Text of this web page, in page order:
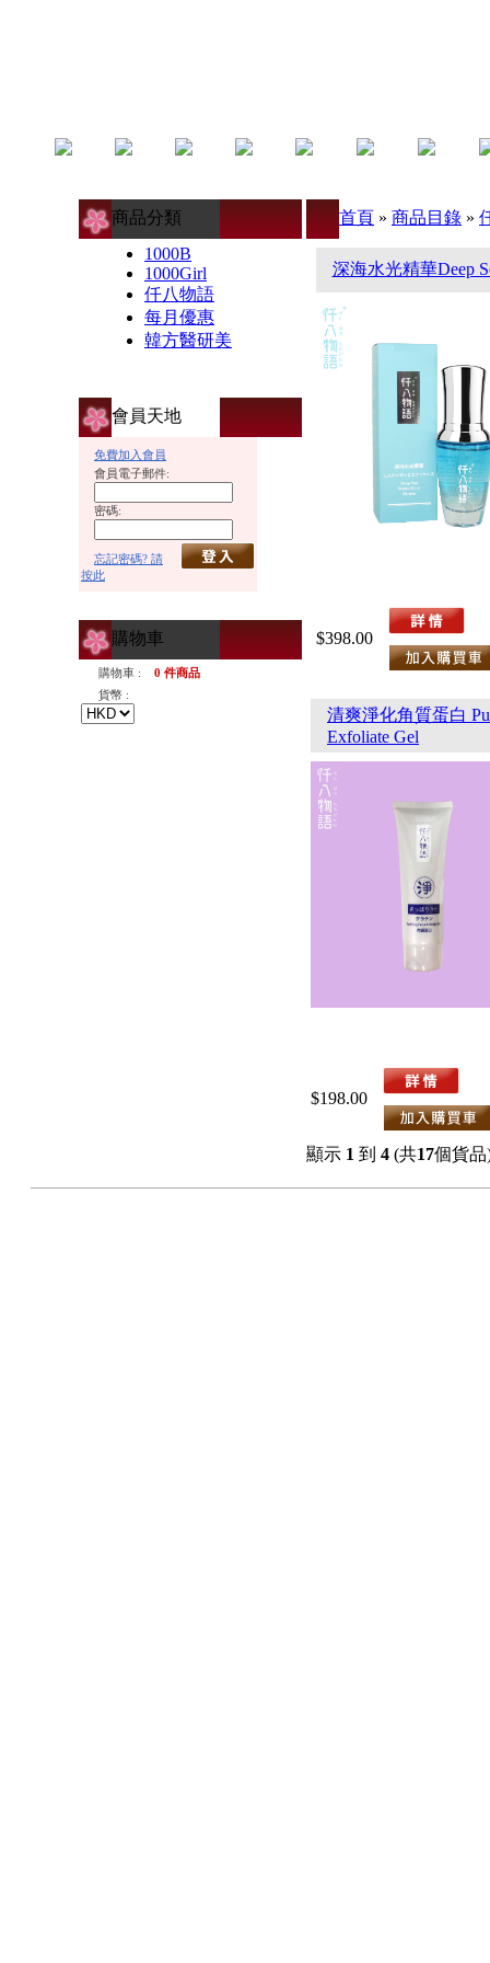
商品分類
1000B
1000Girl
仟八物語
每月優惠
韓方醫研美
會員天地
免費加入會員
會員電子郵件:
密碼:
忘記密碼? 請
按此
購物車
購物車 :
0 件商品
貨幣 :
首頁 » 商品目錄 »
深海水光精華Deep
$398.00
清爽淨化角質蛋白
Exfoliate Gel
$198.00
顯示 1 到 4 (共17個貨品